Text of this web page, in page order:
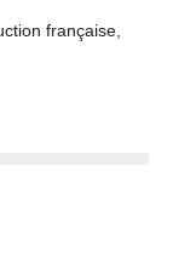
française,